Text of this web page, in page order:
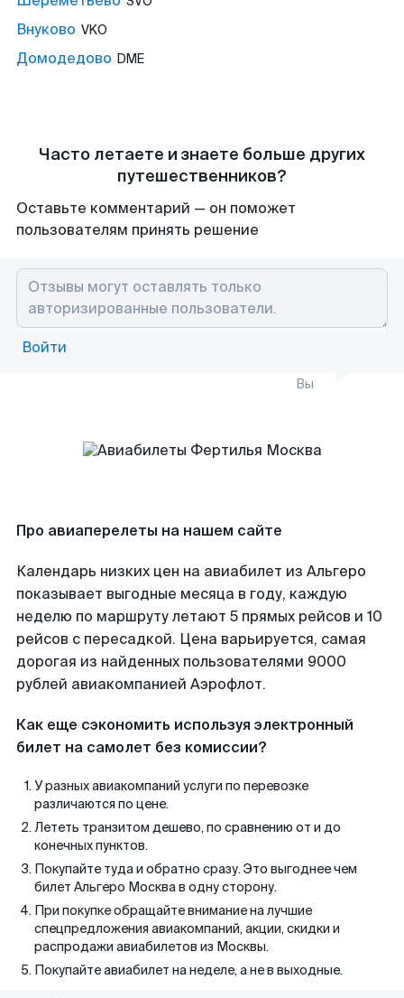
Внуково VKO
Домодедово DME
Часто летаете и знаете больше других
путешественников?
Оставьте комментарий — он поможет
пользователям принять решение
Войти
Вы
Про авиаперелеты на нашем сайте
Календарь низких цен на авиабилет из Альгеро
показывает выгодные месяца в году, каждую
неделю по маршруту летают 5 прямых рейсов и 10
рейсов с пересадкой. Цена варьируется, самая
дорогая из найденных пользователями 9000
рублей авиакомпанией Аэрофлот.
Как еще сэкономить используя электронный
билет на самолет без комиссии?
У разных авиакомпаний услуги по перевозке
различаются по цене.
Лететь транзитом дешево, по сравнению от и до
конечных пунктов.
Покупайте туда и обратно сразу. Это выгоднее чем
билет Альгеро Москва в одну сторону.
При покупке обращайте внимание на лучшие
спецпредложения авиакомпаний, акции, скидки и
распродажи авиабилетов из Москвы.
Покупайте авиабилет на неделе, а не в выходные.